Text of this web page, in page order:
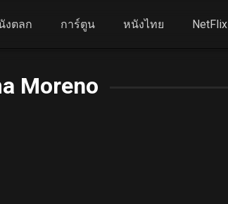
งตลก การ์ตูน หนังไทย NetFlix
Moreno